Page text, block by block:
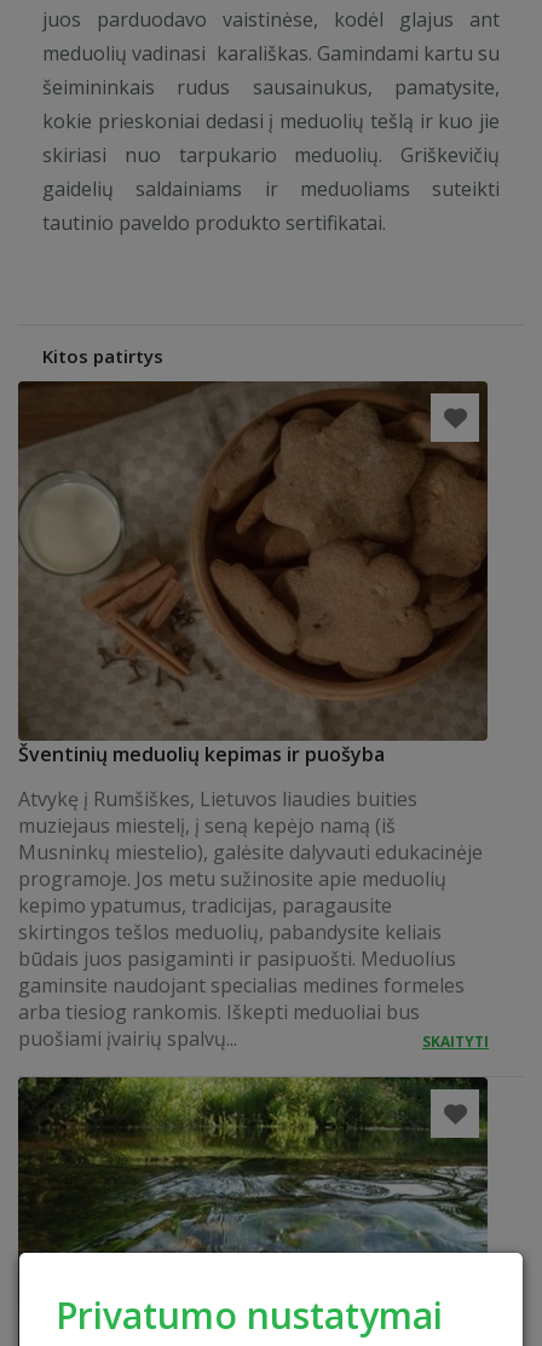
Privatumo nustatymai
juos parduodavo vaistinėse, kodėl glajus ant
meduolių vadinasi karališkas. Gamindami kartu su
šeimininkais rudus sausainukus, pamatysite,
kokie prieskoniai dedasi į meduolių tešlą ir kuo jie
skiriasi nuo tarpukario meduolių. Griškevičių
gaidelių saldainiams ir meduoliams suteikti
tautinio paveldo produkto sertifikatai.
Kitos patirtys
Šventinių meduolių kepimas ir puošyba
Atvykę į Rumšiškes, Lietuvos liaudies buities
muziejaus miestelį, į seną kepėjo namą (iš
Musninkų miestelio), galėsite dalyvauti edukacinėje
programoje. Jos metu sužinosite apie meduolių
kepimo ypatumus, tradicijas, paragausite
skirtingos tešlos meduolių, pabandysite keliais
būdais juos pasigaminti ir pasipuošti. Meduolius
gaminsite naudojant specialias medines formeles
arba tiesiog rankomis. Iškepti meduoliai bus
puošiami įvairių spalvų...
SKAITYTI